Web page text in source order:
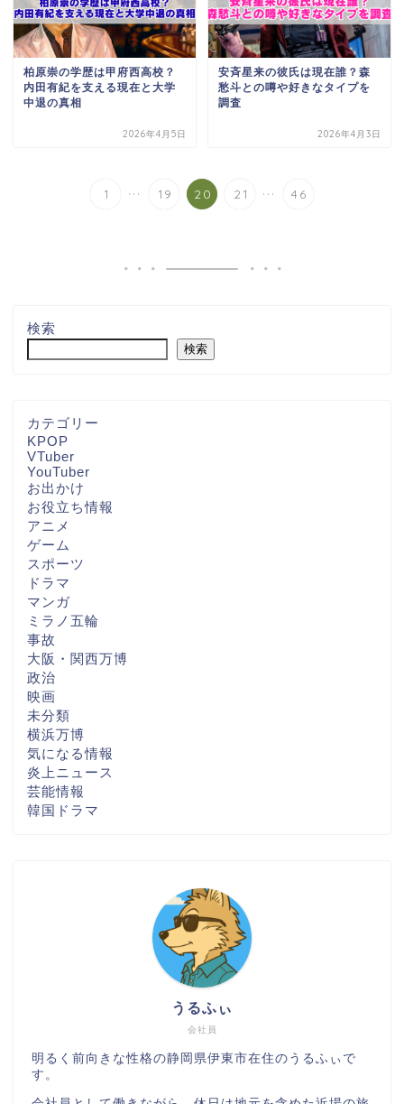
柏原崇の学歴は甲府西高校？
内田有紀を支える現在と大学
中退の真相
2026年4月5日
安斉星来の彼氏は現在誰？森
愁斗との噂や好きなタイプを
調査
2026年4月3日
1 ... 19 20 21 ... 46
検索
検索
カテゴリー
KPOP
VTuber
YouTuber
お出かけ
お役立ち情報
アニメ
ゲーム
スポーツ
ドラマ
マンガ
ミラノ五輪
事故
大阪・関西万博
政治
映画
未分類
横浜万博
気になる情報
炎上ニュース
芸能情報
韓国ドラマ
会社員
うるふぃ
明るく前向きな性格の静岡県伊東市在住のうるふぃで
す。